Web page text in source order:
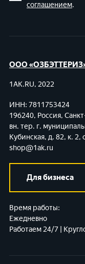
соглашением.
ООО
1AK.RU, 2022
ИНН: 7811753424
196240, Россия,
вн. тер. г.
Кубинская, д. 82, к.
shop@1ak.ru
Для бизнеса
Время работы:
Ежедневно
Работаем 24/7 |